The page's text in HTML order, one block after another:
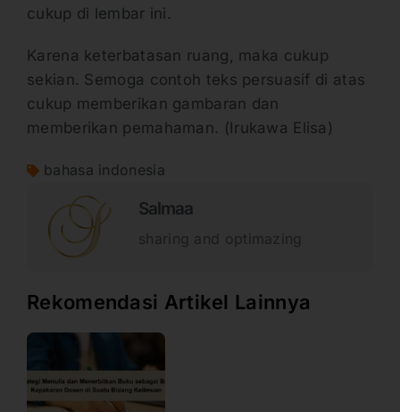
cukup di lembar ini.
Karena keterbatasan ruang, maka cukup
sekian. Semoga contoh teks persuasif di atas
cukup memberikan gambaran dan
memberikan pemahaman. (Irukawa Elisa)
bahasa indonesia
Salmaa
sharing and optimazing
Rekomendasi Artikel Lainnya